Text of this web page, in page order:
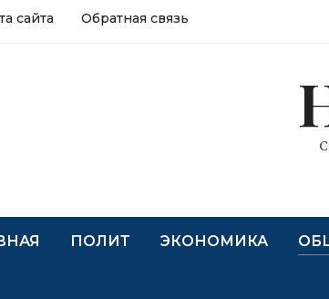
сайта Обратная связь
ПОЛИТ ЭКОНОМИКА